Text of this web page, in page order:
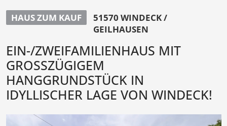
HAUS ZUM KAUF
51570 WINDECK /
GEILHAUSEN
EIN-/ZWEIFAMILIENHAUS MIT
GROSSZÜGIGEM H
ANGGRUNDSTÜCK IN I
DYLLISCHER LAGE VON WINDECK!